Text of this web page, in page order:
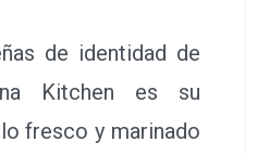
de identidad de
Kitchen es su
fresco y marinado